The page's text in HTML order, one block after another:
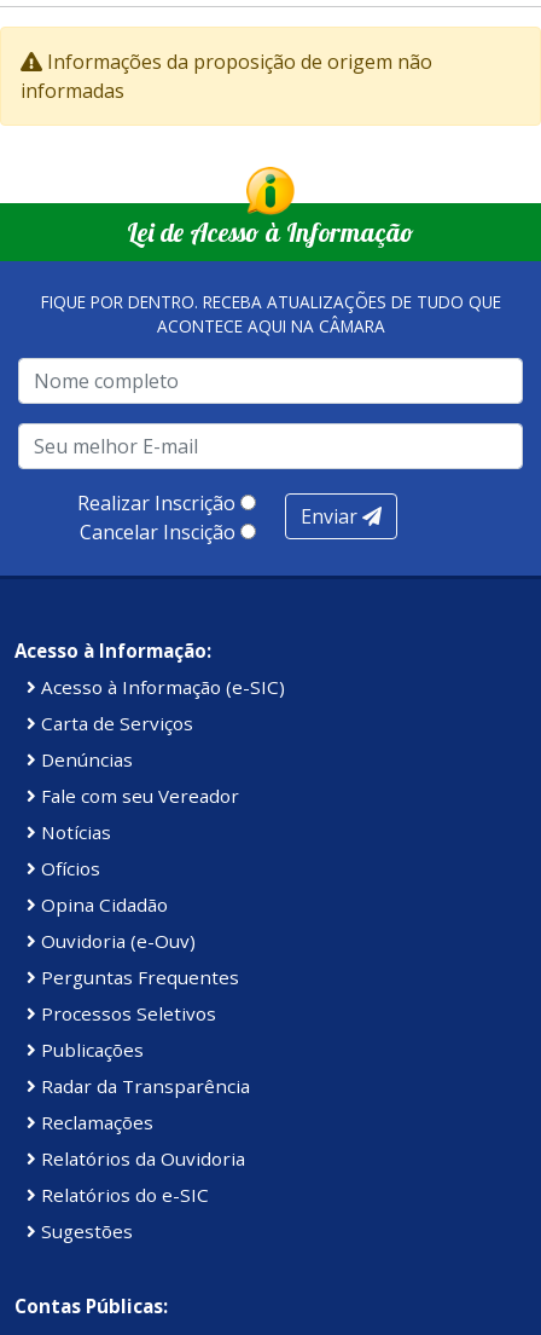
Informações da proposição de origem não
informadas
Lei de Acesso à Informação
FIQUE POR DENTRO. RECEBA ATUALIZAÇÕES DE TUDO QUE
ACONTECE AQUI NA CÂMARA
Realizar Inscrição
Cancelar Inscição
Enviar
Acesso à Informação:
Acesso à Informação (e-SIC)
Carta de Serviços
Denúncias
Fale com seu Vereador
Notícias
Ofícios
Opina Cidadão
Ouvidoria (e-Ouv)
Perguntas Frequentes
Processos Seletivos
Publicações
Radar da Transparência
Reclamações
Relatórios da Ouvidoria
Relatórios do e-SIC
Sugestões
Contas Públicas: